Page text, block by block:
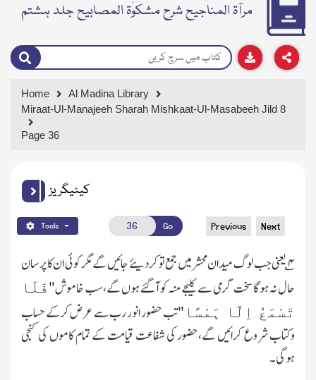
مرآۃ المناجیح شرح مشکوٰۃ المصابیح جلد ہشتم
Home
Al Madina Library
Miraat-Ul-Manajeeh Sharah Mishkaat-Ul-Masabeeh Jild 8
Page 36
کیٹیگریز
Tools Go Previous Next
۴؎ یعنی جب لوگ میدان محشر میں جمع تو کردیئے جائیں گے مگر کوئی ان کا پرسان
حال نہ ہوگا سخت گرمی سے کلیجے منہ کو آگئے ہوں گے،سب خاموش"فَلَا
تَسْمَعُ اِلَّا ہَمْسًا "تب حضور انور رب سے عرض کرکے حساب
وکتاب شروع کرائیں گے،حضور کی شفاعت قیامت کے تمام کاموں کی کنجی
ہوگی۔